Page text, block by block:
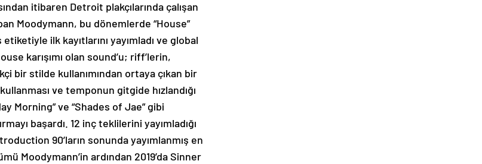
itibaren Detroit plakçılarında çalışan
Moodymann, bu dönemlerde “House”
ilk kayıtlarını yayımladı ve global
karışımı olan sound’u; riff’lerin,
bir stilde kullanımından ortaya çıkan bir
ve temponun gitgide hızlandığı
Morning” ve “Shades of Jae” gibi
başardı. 12 inç teklilerini yayımladığı
90’ların sonunda yayımlanmış en
Moodymann’in ardından 2019’da Sinner